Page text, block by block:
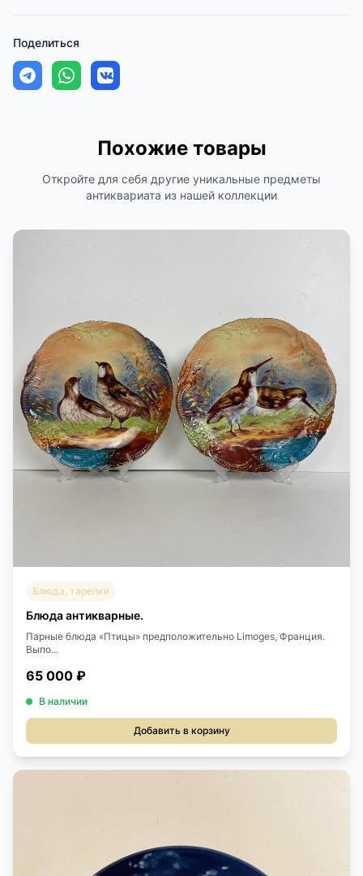
Поделиться
Похожие товары
Откройте для себя другие уникальные предметы
антиквариата из нашей коллекции
Блюда, тарелки
Блюда антикварные.
Парные блюда «Птицы» предположительно Limoges, Франция.
Выпо...
65 000 ₽
В наличии
Добавить в корзину